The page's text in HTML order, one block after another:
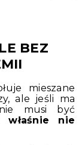
BEZ
mieszane
ale jeśli ma
musi być
właśnie nie